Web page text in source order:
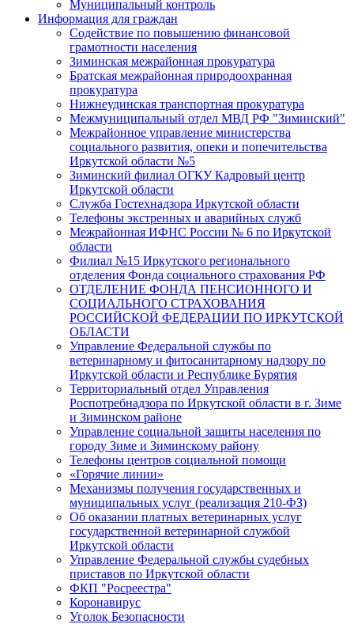
Муниципальный контроль
Информация для граждан
Содействие по повышению финансовой
грамотности населения
Зиминская межрайонная прокуратура
Братская межрайонная природоохранная
прокуратура
Нижнеудинская транспортная прокуратура
Межмуниципальный отдел МВД РФ "Зиминский"
Межрайонное управление министерства
социального развития, опеки и попечительства
Иркутской области №5
Зиминский филиал ОГКУ Кадровый центр
Иркутской области
Служба Гостехнадзора Иркутской области
Телефоны экстренных и аварийных служб
Межрайонная ИФНС России № 6 по Иркутской
области
Филиал №15 Иркутского регионального
отделения Фонда социального страхования РФ
ОТДЕЛЕНИЕ ФОНДА ПЕНСИОННОГО И
СОЦИАЛЬНОГО СТРАХОВАНИЯ
РОССИЙСКОЙ ФЕДЕРАЦИИ ПО ИРКУТСКОЙ
ОБЛАСТИ
Управление Федеральной службы по
ветеринарному и фитосанитарному надзору по
Иркутской области и Республике Бурятия
Территориальный отдел Управления
Роспотребнадзора по Иркутской области в г. Зиме
и Зиминском районе
Управление социальной защиты населения по
городу Зиме и Зиминскому району
Телефоны центров социальной помощи
«Горячие линии»
Механизмы получения государственных и
муниципальных услуг (реализация 210-ФЗ)
Об оказании платных ветеринарных услуг
государственной ветеринарной службой
Иркутской области
Управление Федеральной службы судебных
приставов по Иркутской области
ФКП "Росреестра"
Коронавирус
Уголок Безопасности